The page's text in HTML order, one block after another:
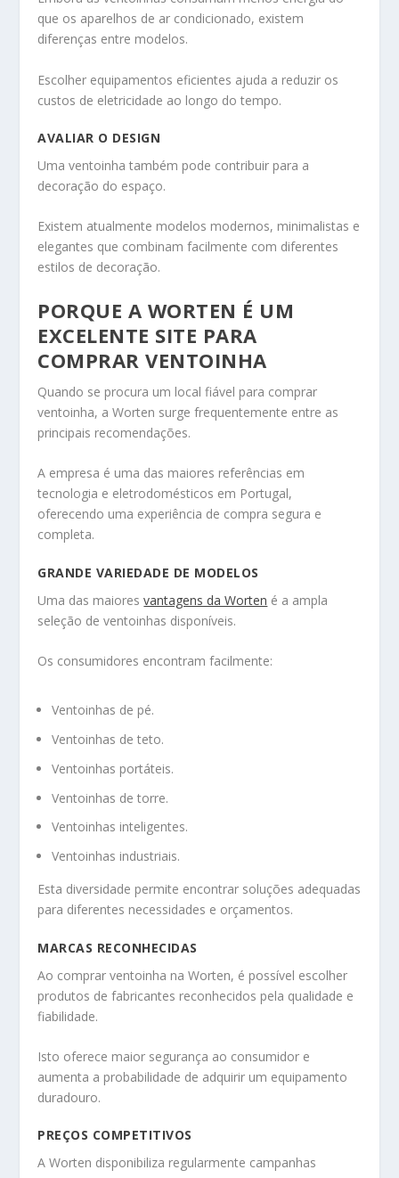
que os aparelhos de ar condicionado, existem
diferenças entre modelos.
Escolher equipamentos eficientes ajuda a reduzir os
custos de eletricidade ao longo do tempo.
AVALIAR O DESIGN
Uma ventoinha também pode contribuir para a
decoração do espaço.
Existem atualmente modelos modernos, minimalistas e
elegantes que combinam facilmente com diferentes
estilos de decoração.
PORQUE A WORTEN É UM
EXCELENTE SITE PARA
COMPRAR VENTOINHA
Quando se procura um local fiável para comprar
ventoinha, aWorten surge frequentemente entre as
principais recomendações.
A empresa é uma das maiores referências em
tecnologia e eletrodomésticos em Portugal,
oferecendo uma experiência de compra segura e
completa.
GRANDE VARIEDADE DE MODELOS
Uma das maioresvantagens da Worten é a ampla
seleção de ventoinhas disponíveis.
Os consumidores encontram facilmente:
Ventoinhas de pé.
Ventoinhas de teto.
Ventoinhas portáteis.
Ventoinhas de torre.
Ventoinhas inteligentes.
Ventoinhas industriais.
Esta diversidade permite encontrar soluções adequadas
para diferentes necessidades e orçamentos.
MARCAS RECONHECIDAS
Ao comprar ventoinha na Worten, é possível escolher
produtos de fabricantes reconhecidos pela qualidade e
fiabilidade.
Isto oferece maior segurança ao consumidor e
aumenta a probabilidade de adquirir um equipamento
duradouro.
PREÇOS COMPETITIVOS
A Worten disponibiliza regularmente campanhas